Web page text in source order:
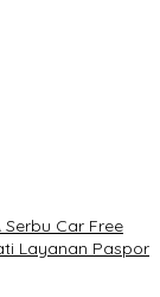
Serbu Car Free
Layanan Paspor